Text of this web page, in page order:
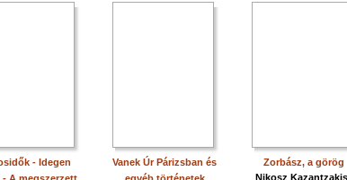
- Idegen
Vanek Úr Párizsban és
Zorbász, a görög
Nikosz